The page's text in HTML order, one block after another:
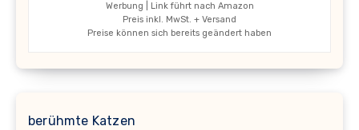
Werbung | Link führt nach Amazon
Preis inkl. MwSt. + Versand
Preise können sich bereits geändert haben
berühmte Katzen